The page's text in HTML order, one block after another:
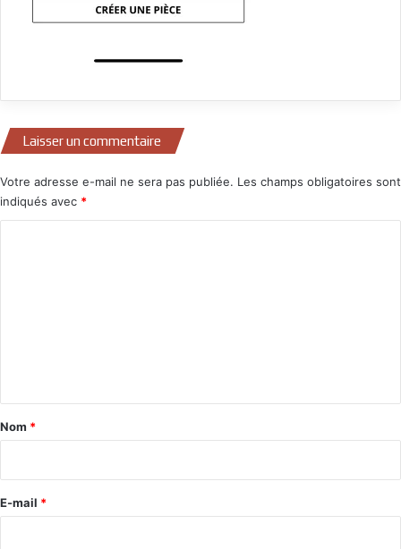
Laisser un commentaire
Votre adresse e-mail ne sera pas publiée. Les champs obligatoires sont
indiqués avec *
a
e
Nom *
E-mail *